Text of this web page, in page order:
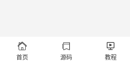

首页

源码

教程